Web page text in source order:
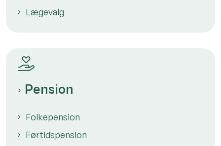
Lægevalg
Pension
Folkepension
Førtidspension